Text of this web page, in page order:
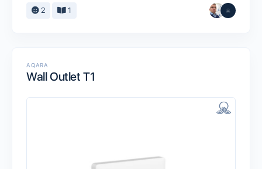
2 1
AQARA
Wall Outlet T1